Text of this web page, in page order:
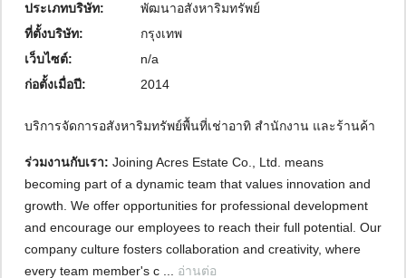
ประเภทบริษัท:
พัฒนาอสังหาริมทรัพย์
ที่ตั้งบริษัท:
กรุงเทพ
เว็บไซต์:
n/a
ก่อตั้งเมื่อปี:
2014
บริการจัดการอสังหาริมทรัพย์พื้นที่เช่าอาทิ สำนักงาน และร้านค้า
ร่วมงานกับเรา: Joining Acres Estate Co., Ltd. means
becoming part of a dynamic team that values innovation and
growth. We offer opportunities for professional development
and encourage our employees to reach their full potential. Our
company culture fosters collaboration and creativity, where
every team member's c ... อ่านต่อ